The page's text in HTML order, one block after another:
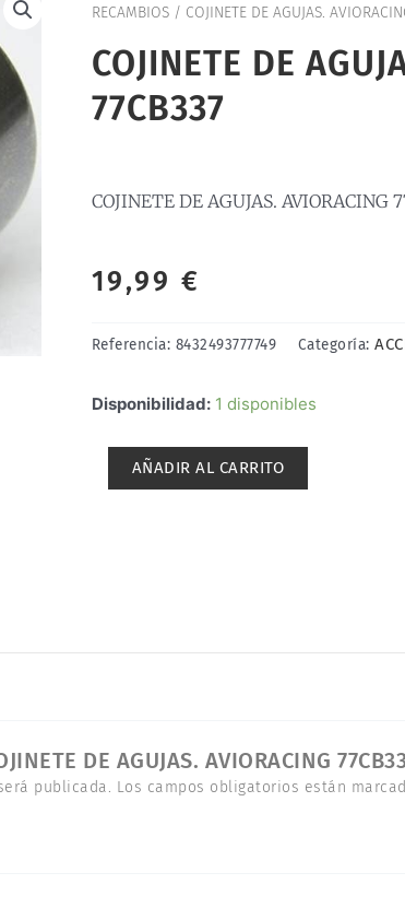
RECAMBIOS/ COJINETE DE AGUJAS.
COJINETE DE
77CB337
COJINETE DE AGUJAS. AVIORACING
19,99 €
Referencia: 8432493777749 Categoría:
Disponibilidad: 1 disponibles
COJINETE
AGUJAS.
AÑADIR AL CARRITO
DE AGUJAS. AVIORACING
publicada. Los campos obligatorios están